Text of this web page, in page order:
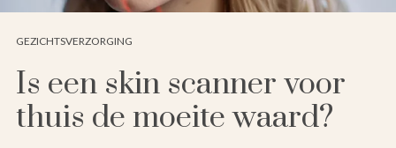
GEZICHTSVERZORGING
Is een skin scanner voor
thuis de moeite waard?